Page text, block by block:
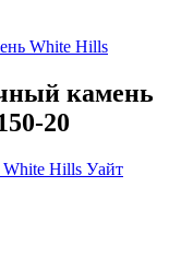
White Hills
камень
20